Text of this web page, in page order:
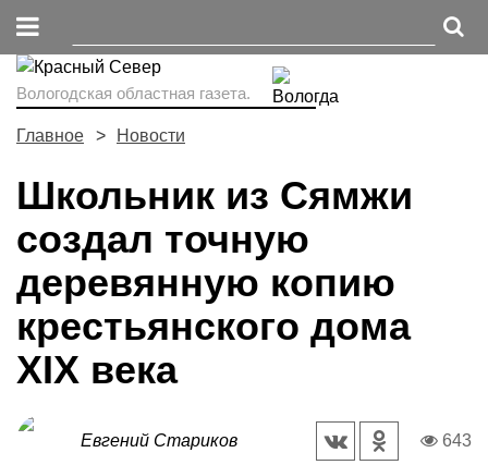
Вологодская областная газета.
Главное Новости
Школьник из Сямжи
создал точную
деревянную копию
крестьянского дома
XIX века
Евгений Стариков 643